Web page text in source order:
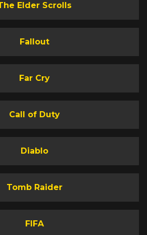
Elder Scrolls
Fallout
Far Cry
Call of Duty
Diablo
Tomb Raider
FIFA